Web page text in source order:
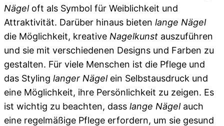
Nägeloft als Symbol für Weiblichkeit und
Attraktivität. Darüber hinaus bieten lange Nägel
die Möglichkeit, kreative Nagelkunst auszuführen
und sie mit verschiedenen Designs und Farben zu
gestalten. Für viele Menschen ist die Pflege und
das Styling langer Nägelein Selbstausdruck und
eine Möglichkeit, ihre Persönlichkeit zu zeigen. Es
ist wichtig zu beachten, dass lange Nägelauch
eine regelmäßige Pflege erfordern, um sie gesund